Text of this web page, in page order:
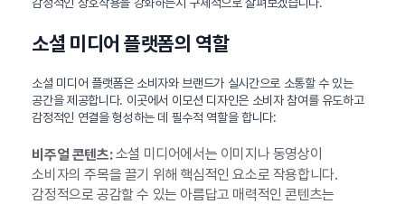
소셜 미디어 플랫폼의 역할
소셜 미디어 플랫폼은 소비자와 브랜드가 실시간으로 소통할 수 있는
공간을 제공합니다. 이곳에서 이모션 디자인은 소비자 참여를 유도하고
감정적인 연결을 형성하는 데 필수적 역할을 합니다:
비주얼 콘텐츠:소셜 미디어에서는 이미지나 동영상이
소비자의 주목을 끌기 위해 핵심적인 요소로 작용합니다.
감정적으로 공감할 수 있는 아름답고 매력적인 콘텐츠는